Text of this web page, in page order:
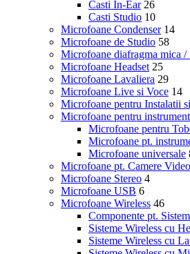
Casti In-Ear 26
Casti Studio 10
Microfoane Condenser 14
Microfoane de Studio 58
Microfoane diafragma mica /
Microfoane Headset 25
Microfoane Lavaliera 29
Microfoane Live si Voce 14
Microfoane pentru Instalatii
Microfoane pentru
Microfoane pentru
Microfoane pt.
Microfoane universale
Microfoane pt. Camere
Microfoane Stereo 4
Microfoane USB 6
Microfoane Wireless 46
Componente pt.
Sisteme Wireless cu
Sisteme Wireless cu